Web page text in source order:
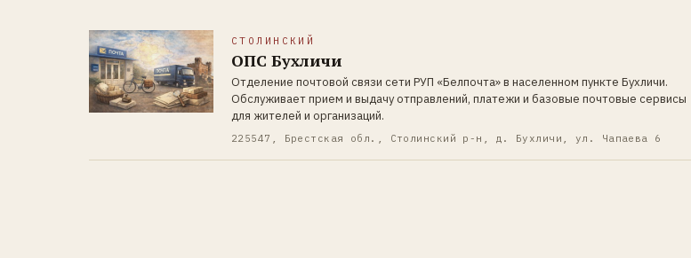
СТОЛИНСКИЙ
ОПС Бухличи
Отделение почтовой связи сети РУП «Белпочта» в населенном пункте Бухличи.
Обслуживает прием и выдачу отправлений, платежи и базовые почтовые сервисы
для жителей и организаций.
225547, Брестская обл., Столинский р-н, д. Бухличи, ул. Чапаева 6